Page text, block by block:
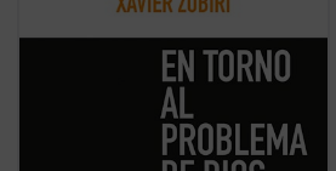
vez en edición separada, permitirá al
lector apreciar en todo su valor la
originaria formulación de la idea de
(ver ficha)